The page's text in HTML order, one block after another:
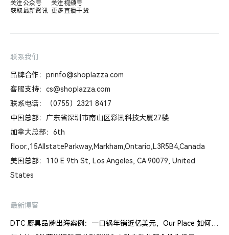
关注公众号
获取最新资讯
关注视频号
更多直播干货
联系我们
品牌合作：prinfo@shoplazza.com
客服支持：cs@shoplazza.com
联系电话：（0755）2321 8417
中国总部：广东省深圳市南山区彩讯科技大厦27楼
加拿大总部：6th
floor.,15AllstateParkway,Markham,Ontario,L3R5B4,Canada
美国总部：110 E 9th St, Los Angeles, CA 90079, United
States
最新博客
DTC 厨具品牌出海案例：一口锅年销近亿美元，Our Place 如何建立信任体系